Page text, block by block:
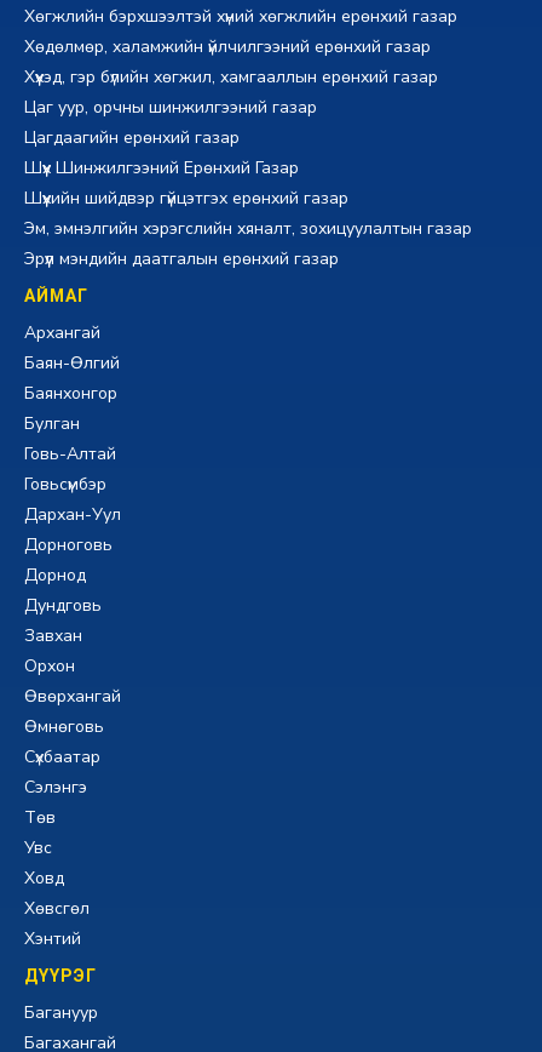
Хөгжлийн бэрхшээлтэй хүний хөгжлийн ерөнхий газар
Хөдөлмөр, халамжийн үйлчилгээний ерөнхий газар
Хүүхэд, гэр бүлийн хөгжил, хамгааллын ерөнхий газар
Цаг уур, орчны шинжилгээний газар
Цагдаагийн ерөнхий газар
Шүүх Шинжилгээний Ерөнхий Газар
Шүүхийн шийдвэр гүйцэтгэх ерөнхий газар
Эм, эмнэлгийн хэрэгслийн хяналт, зохицуулалтын газар
Эрүүл мэндийн даатгалын ерөнхий газар
АЙМАГ
Архангай
Баян-Өлгий
Баянхонгор
Булган
Говь-Алтай
Говьсүмбэр
Дархан-Уул
Дорноговь
Дорнод
Дундговь
Завхан
Орхон
Өвөрхангай
Өмнөговь
Сүхбаатар
Сэлэнгэ
Төв
Увс
Ховд
Хөвсгөл
Хэнтий
ДҮҮРЭГ
Багануур
Багахангай